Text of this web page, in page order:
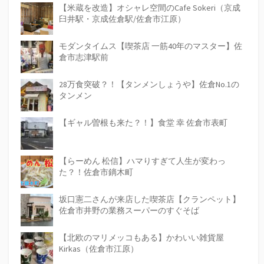
【米蔵を改造】オシャレ空間のCafe Sokeri（京成
臼井駅・京成佐倉駅/佐倉市江原）
モダンタイムス【喫茶店 一筋40年のマスター】佐
倉市志津駅前
28万食突破？！【タンメンしょうや】佐倉No.1の
タンメン
【ギャル曽根も来た？！】食堂 幸 佐倉市表町
【らーめん 松信】ハマりすぎて人生が変わっ
た？！佐倉市鏑木町
坂口憲二さんが来店した喫茶店【クランペット】
佐倉市井野の業務スーパーのすぐそば
【北欧のマリメッコもある】かわいい雑貨屋
Kirkas（佐倉市江原）